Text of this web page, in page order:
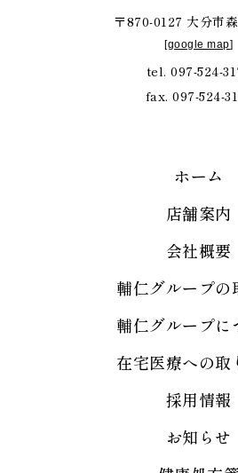
〒870-0127 大分市
[google map]
tel. 097-524-
fax. 097-524-
ホーム
店舗案内
会社概要
輔仁グループの
輔仁グループに
在宅医療への取
採用情報
お知らせ